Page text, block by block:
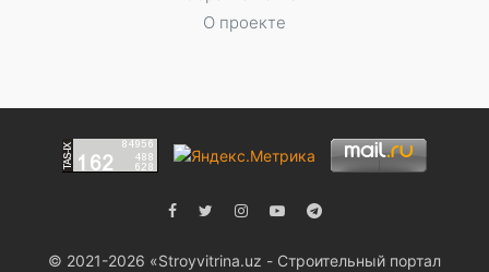
О проекте
© 2021-2026 «Stroyvitrina.uz - Строительный портал